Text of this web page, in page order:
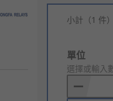
小計（1 件
Add
to
Basket
單位
選擇或輸入